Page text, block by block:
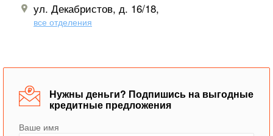
ул. Декабристов, д. 16/18,
все отделения
Нужны деньги? Подпишись на выгодные
кредитные предложения
Ваше имя